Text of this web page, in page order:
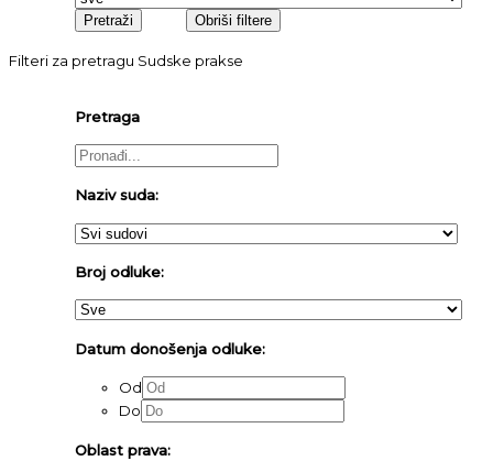
Filteri za pretragu Sudske prakse
Pretraga
Naziv suda:
Broj odluke:
Datum donošenja odluke:
Od
Do
Oblast prava: